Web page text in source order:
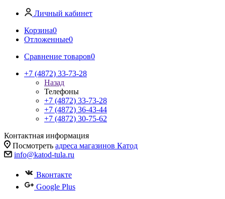
Личный кабинет
Корзина0
Отложенные0
Сравнение товаров0
+7 (4872) 33-73-28
Назад
Телефоны
+7 (4872) 33-73-28
+7 (4872) 36-43-44
+7 (4872) 30-75-62
Контактная информация
Посмотреть адреса магазинов Катод
info@katod-tula.ru
Вконтакте
Google Plus